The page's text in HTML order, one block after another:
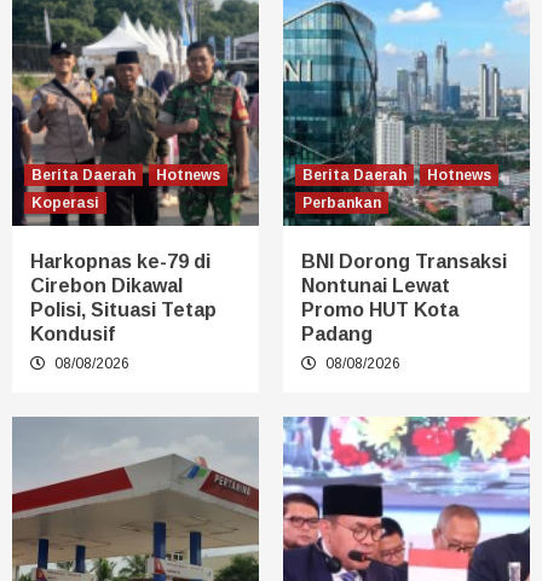
Berita Daerah
Hotnews
Koperasi
Harkopnas ke-79 di
Cirebon Dikawal
Polisi, Situasi Tetap
Kondusif
08/08/2026
Berita Daerah
Hotnews
Perbankan
BNI Dorong Transaksi
Nontunai Lewat
Promo HUT Kota
Padang
08/08/2026